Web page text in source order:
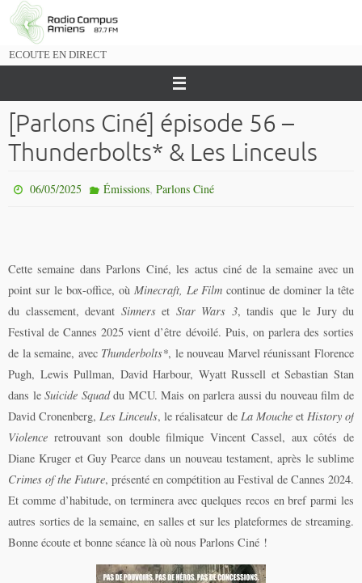
Passer
vers
ECOUTE EN DIRECT
[Parlons Ciné] épisode 56 –
Thunderbolts* & Les Linceuls
06/05/2025 Émissions, Parlons Ciné
Cette semaine dans Parlons Ciné, les actus ciné de la semaine avec un
point sur le box-office, où Minecraft, Le Film continue de dominer la tête
du classement, devant Sinnerset Star Wars 3, tandis que le Jury du
Festival de Cannes 2025 vient d’être dévoilé. Puis, on parlera des sorties
de la semaine, avec Thunderbolts*, le nouveau Marvel réunissant Florence
Pugh, Lewis Pullman, David Harbour, Wyatt Russell et Sebastian Stan
dans leSuicide Squaddu MCU. Mais on parlera aussi du nouveau film de
David Cronenberg, Les Linceuls, le réalisateur de La Moucheet History of
Violence retrouvant son double filmique Vincent Cassel, aux côtés de
Diane Kruger et Guy Pearce dans un nouveau testament, après le sublime
Crimes of the Future, présenté en compétition au Festival de Cannes 2024.
Et comme d’habitude, on terminera avec quelques recos en bref parmi les
autres sorties de la semaine, en salles et sur les plateformes de streaming.
Bonne écoute et bonne séance là où nous Parlons Ciné !